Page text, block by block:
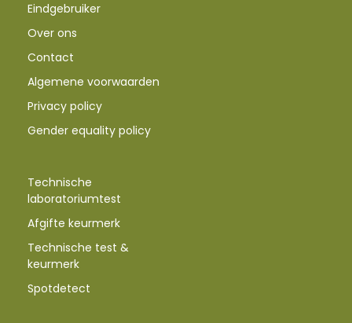
Eindgebruiker
Over ons
Contact
Algemene voorwaarden
Privacy policy
Gender equality policy
Technische
laboratoriumtest
Afgifte keurmerk
Technische test &
keurmerk
Spotdetect